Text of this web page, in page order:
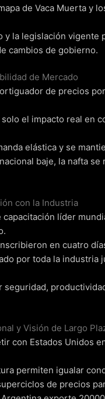
de Vaca Muerta y
y la legislación vigente
cambios de gobierno.
de Mercado
de precios
solo el impacto real en
elástica y se
baje, la nafta
con la Industria
líder
en cuatro
por toda la industria
seguridad,
y Visión de Largo
con Estados Unidos
permiten igualar
de precios